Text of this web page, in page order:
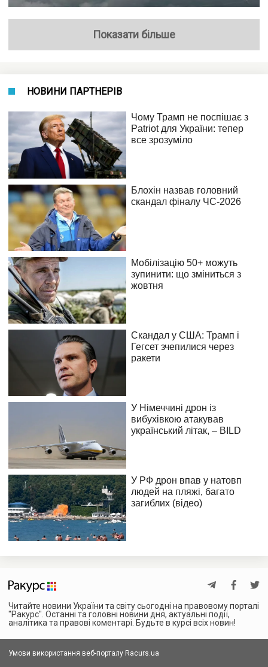
Показати більше
НОВИНИ ПАРТНЕРІВ
Читайте новини України та світу сьогодні на правовому порталі
"Ракурс". Останні та головні новини дня, актуальні події,
аналітика та правові коментарі. Будьте в курсі всіх новин!
Умови використання веб-порталу Racurs.ua